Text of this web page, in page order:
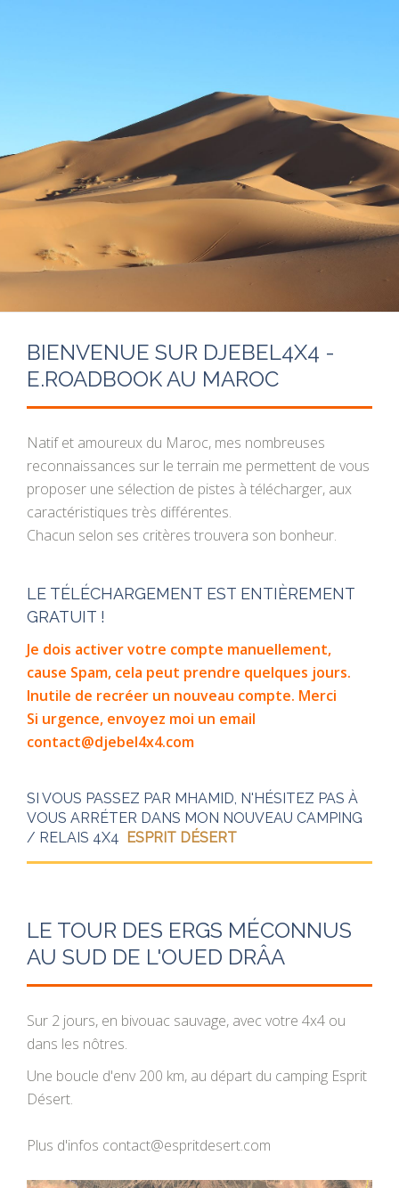
BIENVENUE SUR DJEBEL4X4 -
E.ROADBOOK AU MAROC
Natif et amoureux du Maroc, mes nombreuses
reconnaissances sur le terrain me permettent de vous
proposer une sélection de pistes à télécharger, aux
caractéristiques très différentes.
Chacun selon ses critères trouvera son bonheur.
LE TÉLÉCHARGEMENT EST ENTIÈREMENT
GRATUIT !
Je dois activer votre compte manuellement,
cause Spam, cela peut prendre quelques jours.
Inutile de recréer un nouveau compte. Merci
Si urgence, envoyez moi un email
contact@djebel4x4.com
SI VOUS PASSEZ PAR MHAMID, N'HÉSITEZ PAS À
VOUS ARRÉTER DANS MON NOUVEAU CAMPING
/ RELAIS 4X4 ESPRIT DÉSERT
LE TOUR DES ERGS MÉCONNUS
AU SUD DE L'OUED DRÂA
Sur 2 jours, en bivouac sauvage, avec votre 4x4 ou
dans les nôtres.
Une boucle d'env 200 km, au départ du camping Esprit
Désert.
Plus d'infos contact@espritdesert.com